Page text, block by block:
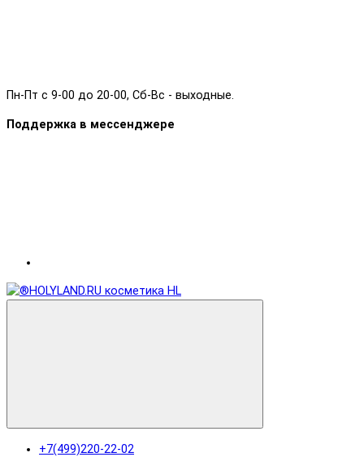
Пн-Пт с 9-00 до 20-00, Сб-Вс - выходные.
Поддержка в мессенджере
+7(499)220-22-02